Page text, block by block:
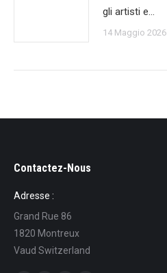
gli artisti e…
14 Maggio 2026
Contactez-Nous
Adresse :
Grand Rue 86
1820 Montreux
Vaud Switzerland